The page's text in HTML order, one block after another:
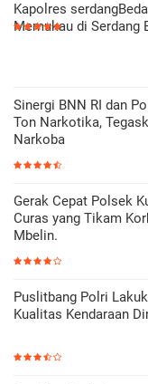
Kapolres
Memukau di Serdang
Sinergi BNN RI dan
Ton Narkotika,
Narkoba
Gerak Cepat Polsek
Curas yang Tikam
Mbelin.
Puslitbang Polri
Kualitas Kendaraan